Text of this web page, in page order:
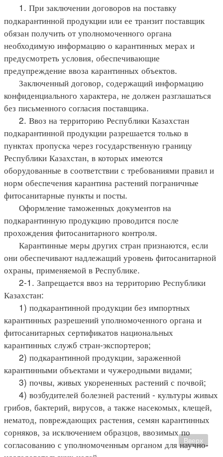
1. При заключении договоров на поставку
подкарантинной продукции или ее транзит поставщик
обязан получить от уполномоченного органа
необходимую информацию о карантинных мерах и
предусмотреть условия, обеспечивающие
предупреждение ввоза карантинных объектов.
Заключенный договор, содержащий информацию
конфиденциального характера, не должен разглашаться
без письменного согласия поставщика.
2. Ввоз на территорию Республики Казахстан
подкарантинной продукции разрешается только в
пунктах пропуска через государственную границу
Республики Казахстан, в которых имеются
оборудованные в соответствии с требованиями правил и
норм обеспечения карантина растений пограничные
фитосанитарные пункты и посты.
Оформление таможенных документов на
подкарантинную продукцию проводится после
прохождения фитосанитарного контроля.
Карантинные меры других стран признаются, если
они обеспечивают надлежащий уровень фитосанитарной
охраны, применяемой в Республике.
2-1. Запрещается ввоз на территорию Республики
Казахстан:
1) подкарантинной продукции без импортных
карантинных разрешений уполномоченного органа и
фитосанитарных сертификатов национальных
карантинных служб стран-экспортеров;
2) подкарантинной продукции, зараженной
карантинными объектами и чужеродными видами;
3) почвы, живых укорененных растений с почвой;
4) возбудителей болезней растений - культуры живых
грибов, бактерий, вирусов, а также насекомых, клещей,
нематод, повреждающих растения, семян карантинных
сорняков, за исключением образцов, ввозимых по
согласованию с уполномоченным органом для научно-
Вверх